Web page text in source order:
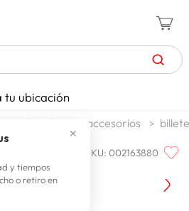
tu ubicación
✕
y tiempos
o retiro en
hombre accesorios
SKU:002163880
Cantu